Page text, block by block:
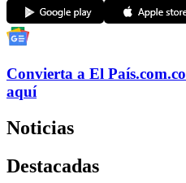
Convierta a El País.com.co
aquí
Noticias
Destacadas